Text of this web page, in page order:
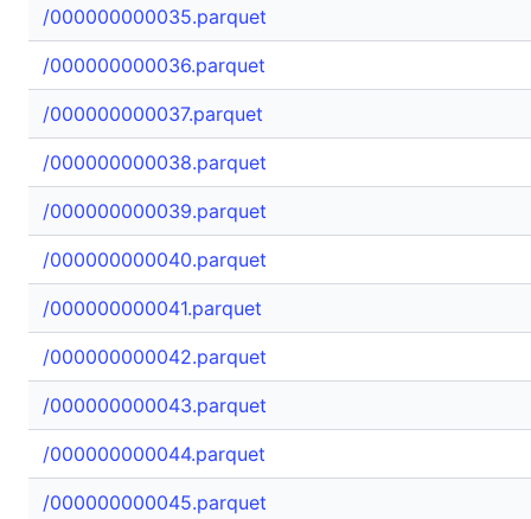
/000000000035.parquet
/000000000036.parquet
/000000000037.parquet
/000000000038.parquet
/000000000039.parquet
/000000000040.parquet
/000000000041.parquet
/000000000042.parquet
/000000000043.parquet
/000000000044.parquet
/000000000045.parquet